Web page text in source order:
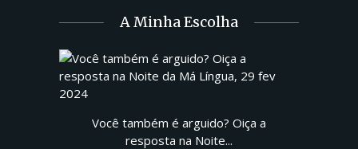
A Minha Escolha
Você também é arguido? Oiça a
resposta na Noite...